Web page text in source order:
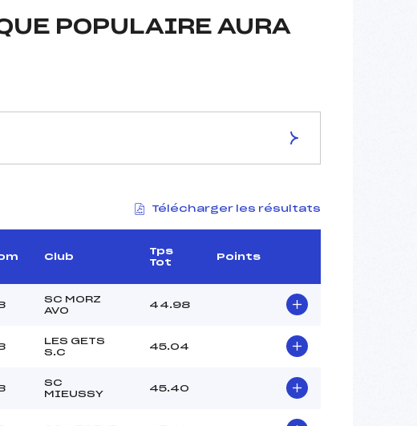
POPULAIRE AURA
–
:
–
:
–
Télécharger les résultats
Club
Tps
Tot
Points
SC MORZ
AVO
44.98
LES GETS
S.C
45.04
SC
MIEUSSY
45.40